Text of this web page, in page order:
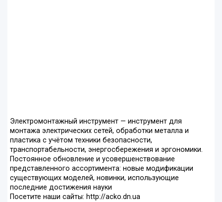
Электромонтажный инструмент — инструмент для
монтажа электрических сетей, обработки металла и
пластика с учётом техники безопасности,
транспортабельности, энергосбережения и эргономики.
Постоянное обновление и усовершенствование
представленного ассортимента: новые модификации
существующих моделей, новинки, использующие
последние достижения науки
Посетите наши сайты: http://acko.dn.ua